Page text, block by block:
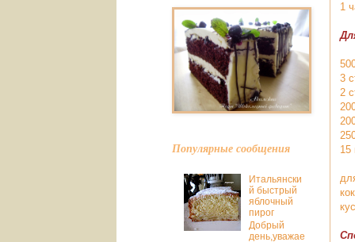
1
3
2
15
Популярные сообщения
Итальянски
й быстрый
яблочный
пирог
Добрый
день,уважае